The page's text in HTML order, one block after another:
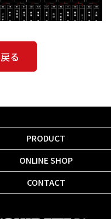
る
PRODUCT
ONLINE SHOP
CONTACT